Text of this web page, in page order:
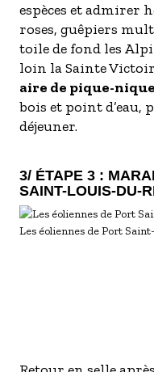
espèces et admirer
roses, guêpiers
toile de fond les
loin la Sainte
aire de pique-nique
bois et point d’eau,
déjeuner.
3/ ÉTAPE 3 :
SAINT-LOUIS-DU-
Les éoliennes de Port